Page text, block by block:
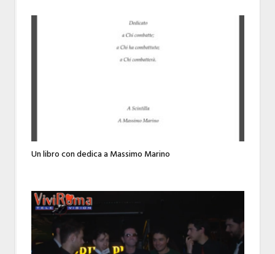
Un libro con dedica a Massimo Marino